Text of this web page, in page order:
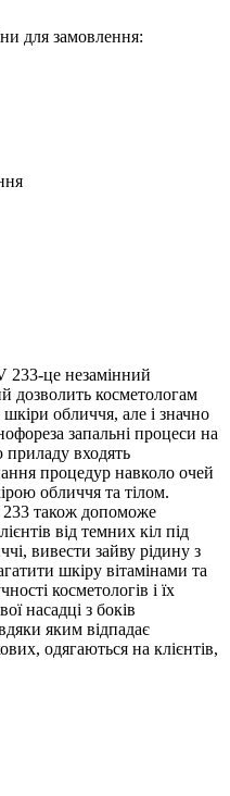
для замовлення:
233-це незамінний
дозволить косметологам
обличчя, але і значно
запальні процеси на
приладу входять
процедур навколо очей
обличчя та тілом.
також допоможе
від темних кіл під
вивести зайву рідину з
шкіру вітамінами та
косметологів і їх
насадці з боків
яким відпадає
одягаються на клієнтів,